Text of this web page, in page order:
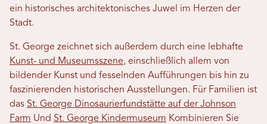
ein historisches architektonisches Juwel im Herzen der
Stadt.
St. George zeichnet sich außerdem durch eine lebhafte
Kunst- und Museumsszene, einschließlich allem von
bildender Kunst und fesselnden Aufführungen bis hin zu
faszinierenden historischen Ausstellungen. Für Familien ist
das St. George Dinosaurierfundstätte auf der Johnson
Farm Und St. George Kindermuseum Kombinieren Sie